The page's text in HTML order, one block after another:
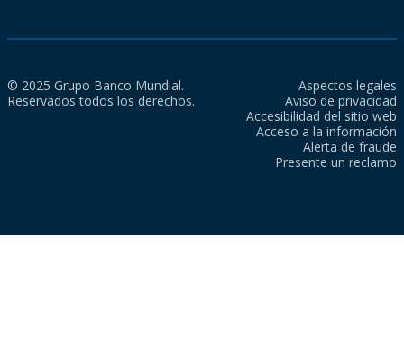
© 2025 Grupo Banco Mundial.
Reservados todos los derechos.
Aspectos legales
Aviso de privacidad
Accesibilidad del sitio web
Acceso a la información
Alerta de fraude
Presente un reclamo